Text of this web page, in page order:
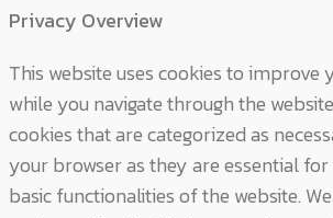
Privacy Overview
This website uses cookies to improve
while you navigate through the
cookies that are categorized as
your browser as they are essential
basic functionalities of the website.